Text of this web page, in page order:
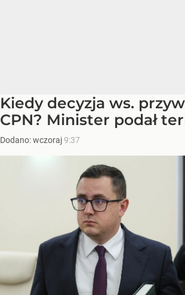
Kiedy decyzja ws.
CPN? Minister podał
Dodano:wczoraj9:37